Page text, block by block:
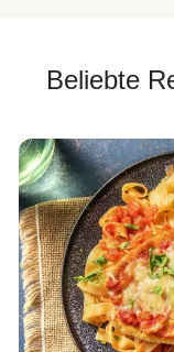
Beliebte